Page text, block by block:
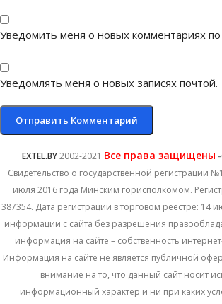
Уведомить меня о новых комментариях по
Уведомлять меня о новых записях почтой.
EXTEL.BY2002-2021 Все права защищены
Свидетельство о государственной регистрации
июля 2016 года Минским горисполкомом.
387354. Дата регистрации в торговом реестре: 14
информации с сайта без разрешения
информация на сайте – собственность
Информация на сайте не является публичной
внимание на то, что данный сайт носит
информационный характер и ни при каких